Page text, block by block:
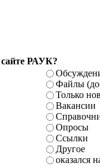
сайте РАУК?
Файлы
Только
Вакансии
Опросы
Ссылки
Другое
оказался